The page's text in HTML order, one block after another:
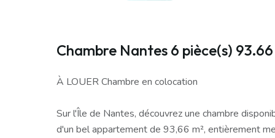
Chambre Nantes 6 pièce(s)
À LOUER Chambre en colocation
Sur l'Île de Nantes, découvrez une chambre
d'un bel appartement de 93,66 m², entièrement